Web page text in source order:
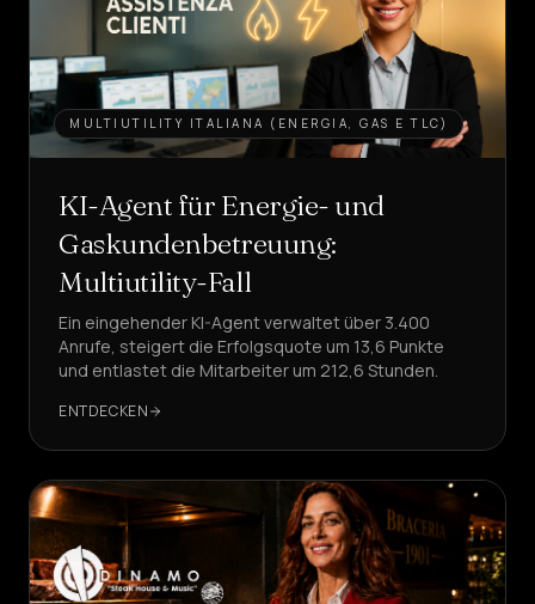
MULTIUTILITY ITALIANA (ENERGIA, GAS E TLC)
KI-Agent für Energie- und
Gaskundenbetreuung:
Multiutility-Fall
Ein eingehender KI-Agent verwaltet über 3.400
Anrufe, steigert die Erfolgsquote um 13,6 Punkte
und entlastet die Mitarbeiter um 212,6 Stunden.
ENTDECKEN